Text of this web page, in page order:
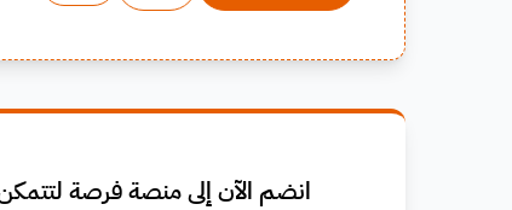
انضم الآن إلى منصة فرصة